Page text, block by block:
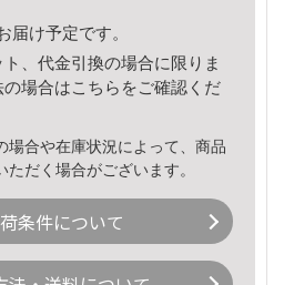
届け予定です。
、代金引換の場合に限りま
場合はこちら をご確認くだ
合や在庫状況によって、商品
だく場合がございます。
条件について